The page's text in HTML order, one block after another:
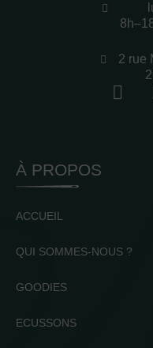
2 rue
À PROPOS
ACCUEIL
QUI SOMMES-NOUS ?
GOODIES
ECUSSONS